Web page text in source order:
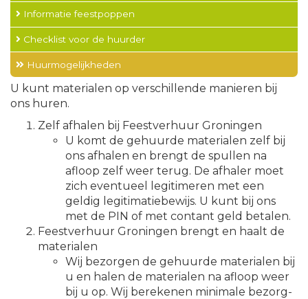
Informatie feestpoppen
Checklist voor de huurder
Huurmogelijkheden
U kunt materialen op verschillende manieren bij
ons huren.
Zelf afhalen bij Feestverhuur Groningen
U komt de gehuurde materialen zelf bij
ons afhalen en brengt de spullen na
afloop zelf weer terug. De afhaler moet
zich eventueel legitimeren met een
geldig legitimatiebewijs. U kunt bij ons
met de PIN of met contant geld betalen.
Feestverhuur Groningen brengt en haalt de
materialen
Wij bezorgen de gehuurde materialen bij
u en halen de materialen na afloop weer
bij u op. Wij berekenen minimale bezorg-